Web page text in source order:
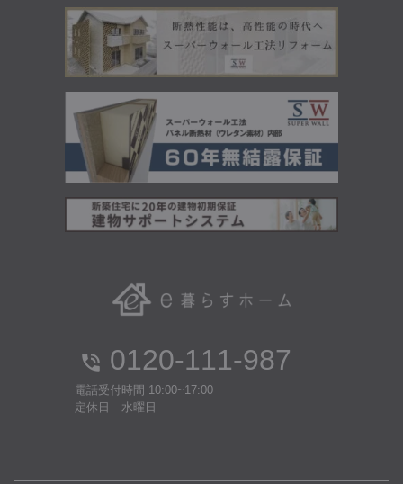
0120-111-987
電話受付時間 10:00~17:00
定休日 水曜日